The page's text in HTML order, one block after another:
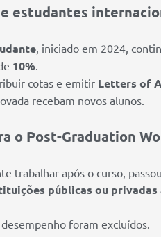
estudantes
, iniciado em 2024,
10%
cotas e emitir Letters of
recebam novos alunos.
o Post-Graduation
trabalhar após o curso,
públicas ou
foram excluídos.